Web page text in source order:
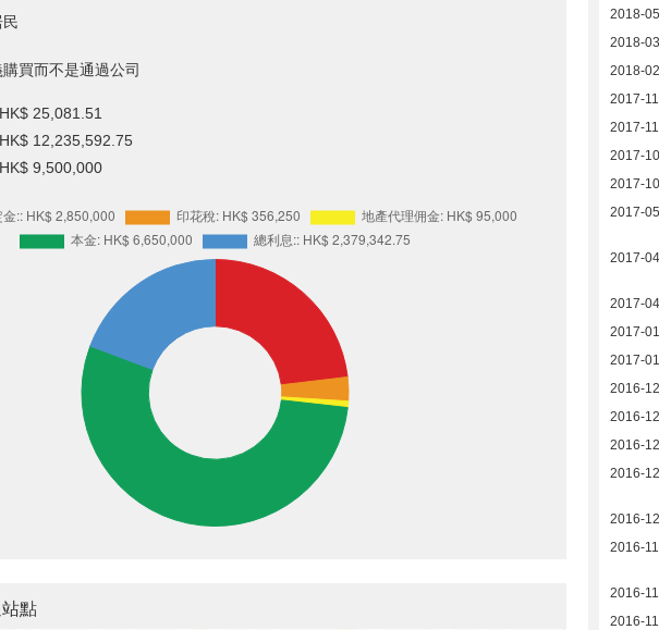
2018-
2018-
2018-
2017-
2017-
2017-
2017-
2017-
2017-
2017-
2017-
2017-
2016-
2016-
2016-
2016-
2016-
2016-
2016-
2016-
買而不是通過公司
HK$ 25,081.51
HK$ 12,235,592.75
HK$ 9,500,000
點